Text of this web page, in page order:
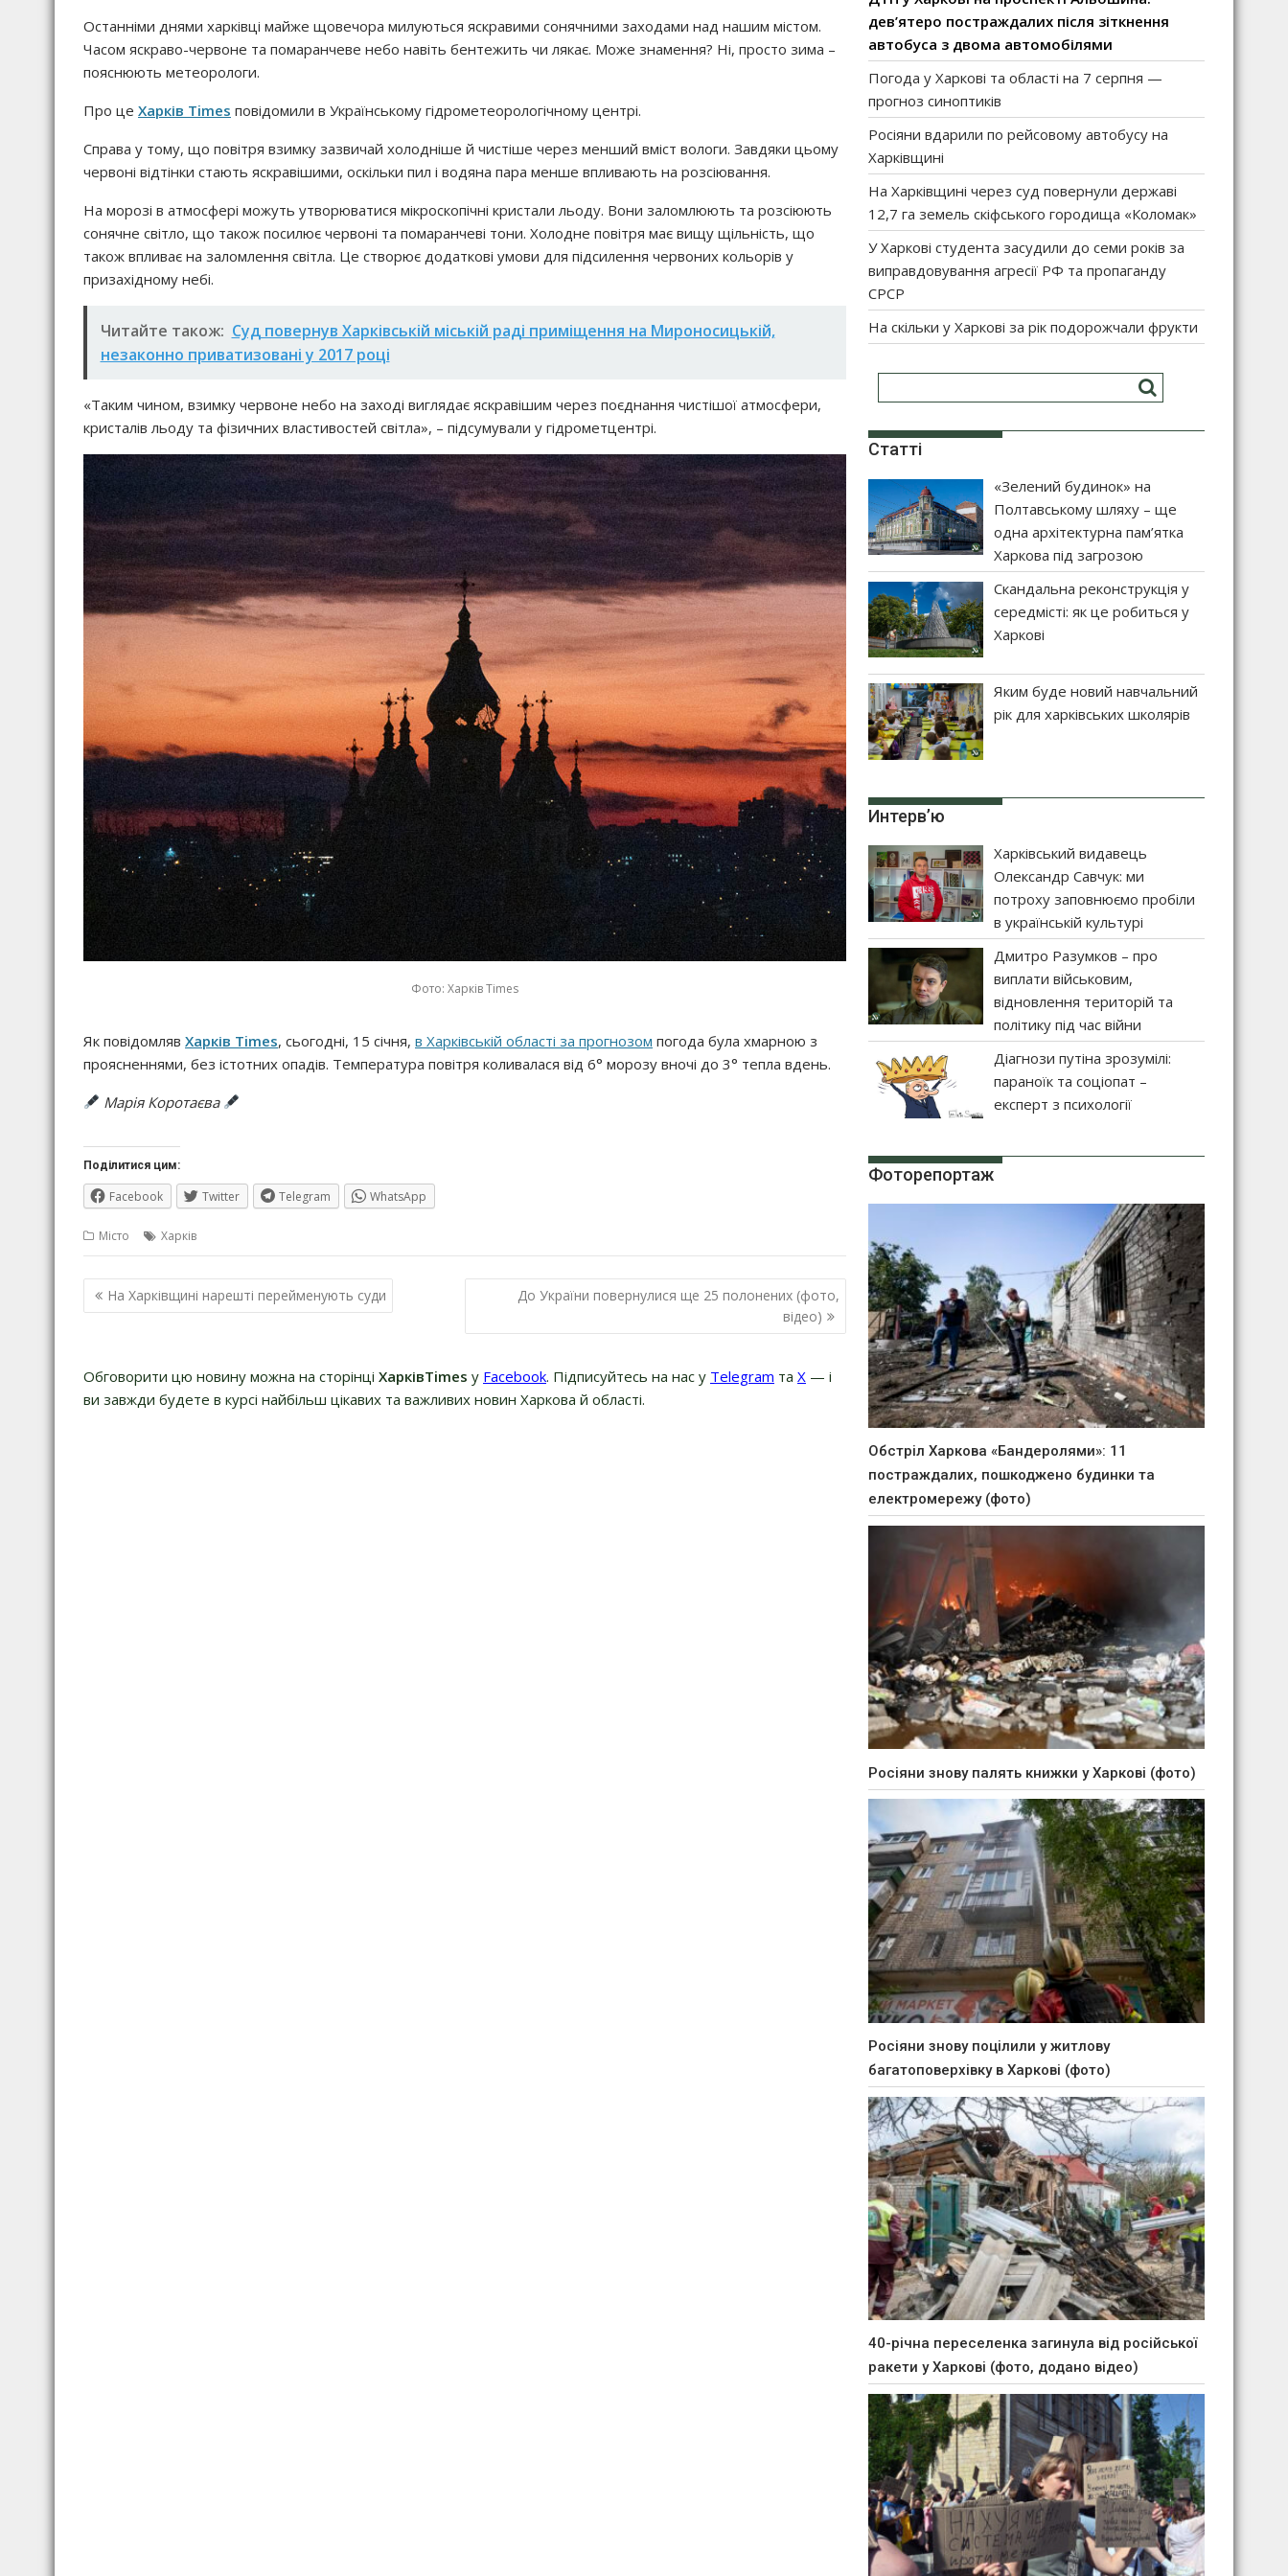
Останніми днями харківці майже щовечора милуються яскравими сонячними заходами над нашим містом.
Часом яскраво-червоне та помаранчеве небо навіть бентежить чи лякає. Може знамення? Ні, просто зима –
пояснюють метеорологи.
Про це Харків Times повідомили в Українському гідрометеорологічному центрі.
Справа у тому, що повітря взимку зазвичай холодніше й чистіше через менший вміст вологи. Завдяки цьому
червоні відтінки стають яскравішими, оскільки пил і водяна пара менше впливають на розсіювання.
На морозі в атмосфері можуть утворюватися мікроскопічні кристали льоду. Вони заломлюють та розсіюють
сонячне світло, що також посилює червоні та помаранчеві тони. Холодне повітря має вищу щільність, що
також впливає на заломлення світла. Це створює додаткові умови для підсилення червоних кольорів у
призахідному небі.
Читайте також: Суд повернув Харківській міській раді приміщення на Мироносицькій,
незаконно приватизовані у 2017 році
«Таким чином, взимку червоне небо на заході виглядає яскравішим через поєднання чистішої атмосфери,
кристалів льоду та фізичних властивостей світла», – підсумували у гідрометцентрі.
Фото: Харків Times
Як повідомляв Харків Times, сьогодні, 15 січня, в Харківській області за прогнозом погода була хмарною з
проясненнями, без істотних опадів. Температура повітря коливалася від 6° морозу вночі до 3° тепла вдень.
Марія Коротаєва
Поділитися цим:
Facebook Twitter Telegram WhatsApp
Місто Харків
Навігація
записів
На Харківщині нарешті перейменують суди
До України повернулися ще 25 полонених (фото,
відео)
Обговорити цю новину можна на сторінці ХарківTimes у Facebook. Підписуйтесь на нас у Telegram та Х — і
ви завжди будете в курсі найбільш цікавих та важливих новин Харкова й області.
дев’ятеро постраждалих після зіткнення
автобуса з двома автомобілями
Погода у Харкові та області на 7 серпня —
прогноз синоптиків
Росіяни вдарили по рейсовому автобусу на
Харківщині
На Харківщині через суд повернули державі
12,7 га земель скіфського городища «Коломак»
У Харкові студента засудили до семи років за
виправдовування агресії РФ та пропаганду
СРСР
На скільки у Харкові за рік подорожчали фрукти
Статті
«Зелений будинок» на
Полтавському шляху – ще
одна архітектурна пам’ятка
Харкова під загрозою
Скандальна реконструкція у
середмісті: як це робиться у
Харкові
Яким буде новий навчальний
рік для харківських школярів
Интерв’ю
Харківський видавець
Олександр Савчук: ми
потроху заповнюємо пробіли
в українській культурі
Дмитро Разумков – про
виплати військовим,
відновлення територій та
політику під час війни
Діагнози путіна зрозумілі:
параноїк та соціопат –
експерт з психології
Фоторепортаж
Обстріл Харкова «Бандеролями»: 11
постраждалих, пошкоджено будинки та
електромережу (фото)
Росіяни знову палять книжки у Харкові (фото)
Росіяни знову поцілили у житлову
багатоповерхівку в Харкові (фото)
40-річна переселенка загинула від російської
ракети у Харкові (фото, додано відео)